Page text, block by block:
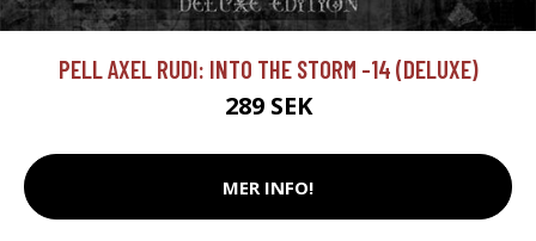
PELL AXEL RUDI: INTO THE STORM -14 (DELUXE)
289 SEK
MER INFO!